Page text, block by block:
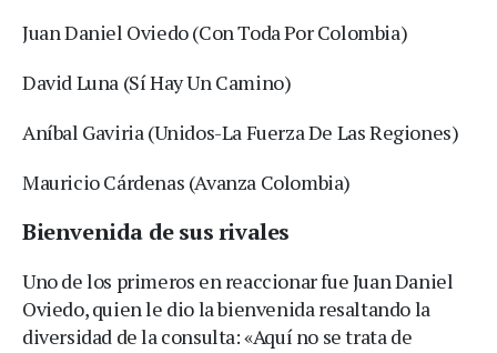
Juan Daniel Oviedo (Con Toda Por Colombia)
David Luna (Sí Hay Un Camino)
Aníbal Gaviria (Unidos-La Fuerza De Las Regiones)
Mauricio Cárdenas (Avanza Colombia)
Bienvenida de sus rivales
Uno de los primeros en reaccionar fue Juan Daniel
Oviedo, quien le dio la bienvenida resaltando la
diversidad de la consulta: «Aquí no se trata de